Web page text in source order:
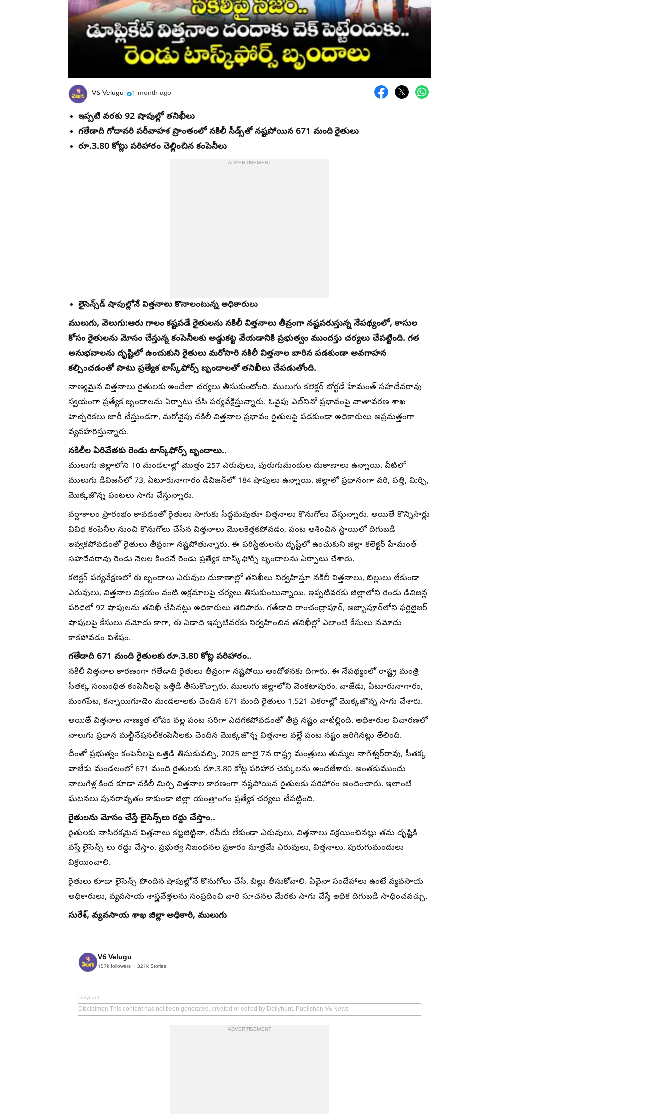
V6 Velugu 1 month ago
ఇప్పటి వరకు 92 షాపుల్లో తనిఖీలు
గతేడాది గోదావరి పరీవాహక ప్రాంతంలో నకిలీ సీడ్స్​తో నష్టపోయిన 671 మంది రైతులు
రూ.3.80 కోట్లు పరిహారం చెల్లించిన కంపెనీలు
ADVERTISEMENT
లైసెన్స్⁯డ్ షాపుల్లోనే విత్తనాలు కొనాలంటున్న అధికారులు
ములుగు, వెలుగు:ఆరు గాలం కష్టపడే రైతులను నకిలీ విత్తనాలు తీవ్రంగా నష్టపరుస్తున్న నేపథ్యంలో, కాసుల
కోసం రైతులను మోసం చేస్తున్న కంపెనీలకు అడ్డుకట్ట వేయడానికి ప్రభుత్వం ముందస్తు చర్యలు చేపట్టింది. గత
అనుభవాలను దృష్టిలో ఉంచుకుని రైతులు మరోసారి నకిలీ విత్తనాల బారిన పడకుండా అవగాహన
కల్పించడంతో పాటు ప్రత్యేక టాస్క్‌ఫోర్స్‌ బృందాలతో తనిఖీలు చేపడుతోంది.
నాణ్యమైన విత్తనాలు రైతులకు అందేలా చర్యలు తీసుకుంటోంది. ములుగు కలెక్టర్‌ బోర్ఖడే హేమంత్‌ సహదేవరావు
స్వయంగా ప్రత్యేక బృందాలను ఏర్పాటు చేసి పర్యవేక్షిస్తున్నారు. ఓవైపు ఎల్‌నినో ప్రభావంపై వాతావరణ శాఖ
హెచ్చరికలు జారీ చేస్తుండగా, మరోవైపు నకిలీ విత్తనాల ప్రభావం రైతులపై పడకుండా అధికారులు అప్రమత్తంగా
వ్యవహరిస్తున్నారు.
నకిలీల ఏరివేతకు రెండు టాస్క్‌ఫోర్స్‌ బృందాలు..
ములుగు జిల్లాలోని 10 మండలాల్లో మొత్తం 257 ఎరువులు, పురుగుమందుల దుకాణాలు ఉన్నాయి. వీటిలో
ములుగు డివిజన్‌లో 73, ఏటూరునాగారం డివిజన్‌లో 184 షాపులు ఉన్నాయి. జిల్లాలో ప్రధానంగా వరి, పత్తి, మిర్చి,
మొక్కజొన్న పంటలు సాగు చేస్తున్నారు.
వర్షాకాలం ప్రారంభం కావడంతో రైతులు సాగుకు సిద్ధమవుతూ విత్తనాలు కొనుగోలు చేస్తున్నారు. అయితే కొన్నిసార్లు
వివిధ కంపెనీల నుంచి కొనుగోలు చేసిన విత్తనాలు మొలకెత్తకపోవడం, పంట ఆశించిన స్థాయిలో దిగుబడి
ఇవ్వకపోవడంతో రైతులు తీవ్రంగా నష్టపోతున్నారు. ఈ పరిస్థితులను దృష్టిలో ఉంచుకుని జిల్లా కలెక్టర్‌ హేమంత్​
సహదేవరావు రెండు నెలల కిందనే రెండు ప్రత్యేక టాస్క్‌ఫోర్స్‌ బృందాలను ఏర్పాటు చేశారు.
కలెక్టర్‌ పర్యవేక్షణలో ఈ బృందాలు ఎరువుల దుకాణాల్లో తనిఖీలు నిర్వహిస్తూ నకిలీ విత్తనాలు, బిల్లులు లేకుండా
ఎరువులు, విత్తనాల విక్రయం వంటి అక్రమాలపై చర్యలు తీసుకుంటున్నాయి. ఇప్పటివరకు జిల్లాలోని రెండు డివిజన్ల
పరిధిలో 92 షాపులను తనిఖీ చేసినట్లు అధికారులు తెలిపారు. గతేడాది రాంచంద్రాపూర్‌, అబ్బాపూర్‌లోని ఫర్టిలైజర్​
షాపులపై కేసులు నమోదు కాగా, ఈ ఏడాది ఇప్పటివరకు నిర్వహించిన తనిఖీల్లో ఎలాంటి కేసులు నమోదు
కాకపోవడం విశేషం.
గతేడాది 671 మంది రైతులకు రూ.3.80 కోట్ల పరిహారం..
నకిలీ విత్తనాల కారణంగా గతేడాది రైతులు తీవ్రంగా నష్టపోయి ఆందోళనకు దిగారు. ఈ నేపథ్యంలో రాష్ట్ర మంత్రి
సీతక్క సంబంధిత కంపెనీలపై ఒత్తిడి తీసుకొచ్చారు. ములుగు జిల్లాలోని వెంకటాపురం, వాజేడు, ఏటూరునాగారం,
మంగపేట, కన్నాయిగూడెం మండలాలకు చెందిన 671 మంది రైతులు 1,521 ఎకరాల్లో మొక్కజొన్న సాగు చేశారు.
అయితే విత్తనాల నాణ్యత లోపం వల్ల పంట సరిగా ఎదగకపోవడంతో తీవ్ర నష్టం వాటిల్లింది. అధికారుల విచారణలో
నాలుగు ప్రధాన మల్టీనేషనల్​కంపెనీలకు చెందిన మొక్కజొన్న విత్తనాల వల్లే పంట నష్టం జరిగినట్లు తేలింది.
దీంతో ప్రభుత్వం కంపెనీలపై ఒత్తిడి తీసుకువచ్చి, 2025 జూలై 7న రాష్ట్ర మంత్రులు తుమ్మల నాగేశ్వర్‌రావు, సీతక్క
వాజేడు మండలంలో 671 మంది రైతులకు రూ.3.80 కోట్ల పరిహార చెక్కులను అందజేశారు. అంతకుముందు
నాలుగేళ్ల కింద కూడా నకిలీ మిర్చి విత్తనాల కారణంగా నష్టపోయిన రైతులకు పరిహారం అందించారు. ఇలాంటి
ఘటనలు పునరావృతం కాకుండా జిల్లా యంత్రాంగం ప్రత్యేక చర్యలు చేపట్టింది.
రైతులను మోసం చేస్తే లైసెన్స్⁫లు రద్దు చేస్తాం..
రైతులకు నాసిరకమైన విత్తనాలు కట్టబెట్టినా, రసీదు లేకుండా ఎరువులు, విత్తనాలు విక్రయించినట్లు తమ దృష్టికి
వస్తే లైసెన్స్ లు రద్దు చేస్తాం. ప్రభుత్వ నిబంధనల ప్రకారం మాత్రమే ఎరువులు, విత్తనాలు, పురుగుమందులు
విక్రయించాలి.
రైతులు కూడా లైసెన్స్ పొందిన షాపుల్లోనే కొనుగోలు చేసి, బిల్లు తీసుకోవాలి. ఏవైనా సందేహాలు ఉంటే వ్యవసాయ
అధికారులు, వ్యవసాయ శాస్త్రవేత్తలను సంప్రదించి వారి సూచనల మేరకు సాగు చేస్తే అధిక దిగుబడి సాధించవచ్చు.
సురేశ్, వ్యవసాయ శాఖ జిల్లా అధికారి, ములుగు
V6 Velugu
157k followers 321k Stories
Dailyhunt
Disclaimer: This content has not been generated, created or edited by Dailyhunt. Publisher: V6 News
ADVERTISEMENT